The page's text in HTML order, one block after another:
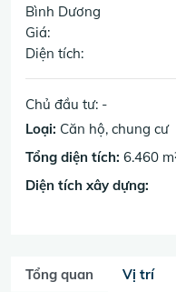
Bình Dương
Giá:
Diện tích:
Chủ đầu tư: -
Loại: Căn hộ, chung cư
Tổng diện tích: 6.460
Diện tích xây dựng:
Tổng quan Vị trí